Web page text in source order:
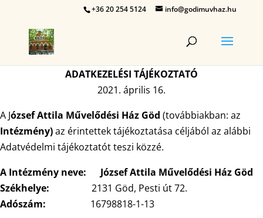
+36 20 254 5124 info@godimuvhaz.hu
ADATKEZELÉSI TÁJÉKOZTATÓ
2021. április 16.
A József Attila Művelődési Ház Göd (továbbiakban: az
Intézmény)az érintettek tájékoztatása céljából az alábbi
Adatvédelmi tájékoztatót teszi közzé.
A Intézmény neve: József Attila Művelődési Ház Göd
Székhelye:
2131 Göd, Pesti út 72.
Adószám:
16798818-1-13